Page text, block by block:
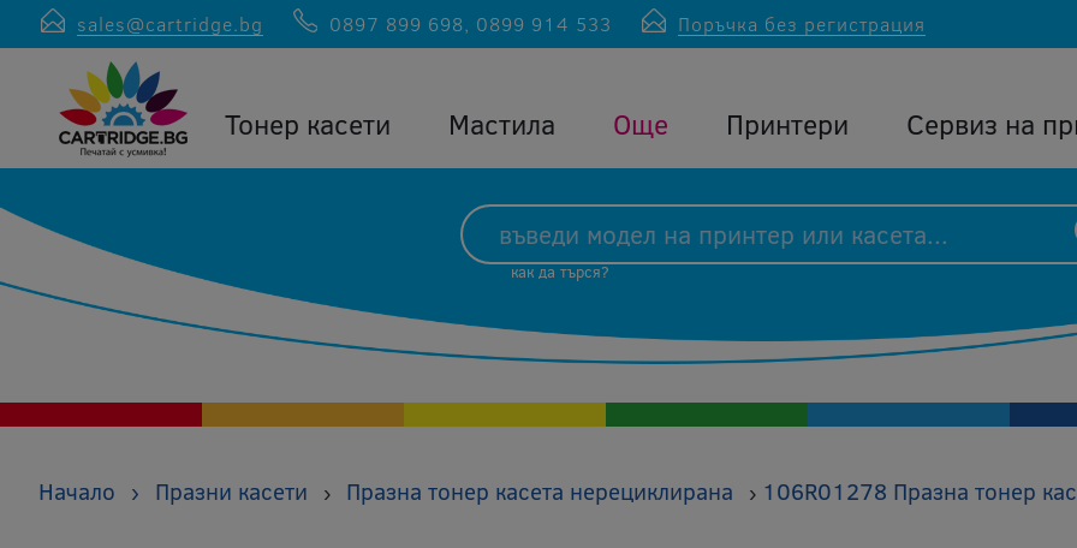
sales@cartridge.bg 0897 899 698, 0899 914 533 Поръчка без регистрация
Тонер касети Мастила Още Принтери Сервиз на
как да търся?
Начало › Празни касети › Празна тонер касета нерециклирана › 106R01278 Празна тонер